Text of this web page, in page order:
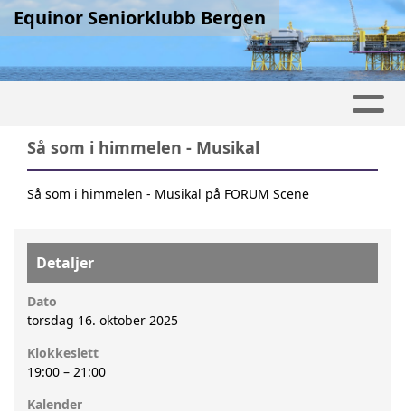
Equinor Seniorklubb Bergen
Så som i himmelen - Musikal
Så som i himmelen - Musikal på FORUM Scene
Detaljer
Dato
torsdag 16. oktober 2025
Klokkeslett
19:00 – 21:00
Kalender